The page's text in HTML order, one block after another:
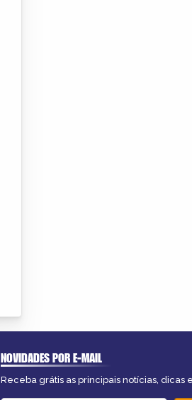
NOVIDADES POR E-MAIL
Receba grátis as principais notícias, dicas